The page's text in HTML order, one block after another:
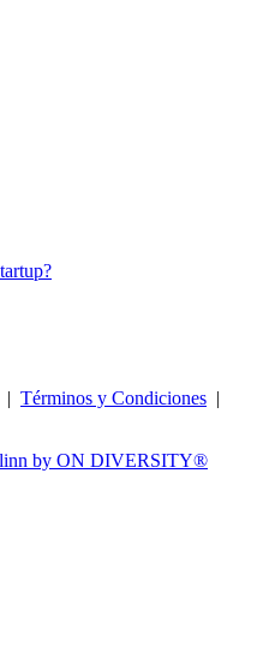
| Términos y Condiciones |
by ON DIVERSITY®